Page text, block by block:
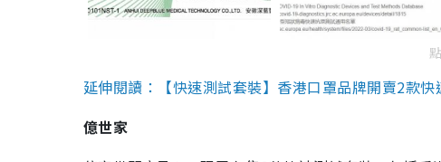
延伸閱讀：【快速測試套裝】香港口罩品牌開賣2款
億世家